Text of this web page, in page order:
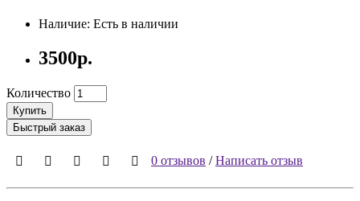
Наличие: Есть в наличии
3500р.
Количество
Купить
Быстрый заказ
0 отзывов /Написать отзыв